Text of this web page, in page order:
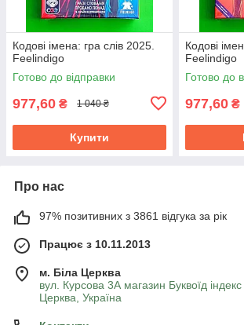
Кодові імена: гра слів 2025.
Feelindigo
Готово до відправки
977,60 ₴ 1 040 ₴
Купити
Кодові
Feelindigo
Готово до
977,60 ₴
Про нас
97% позитивних з 3861 відгука за рік
Працює з 10.11.2013
м. Біла Церква
вул. Курсова 3А магазин Буквоїд
Церква, Україна